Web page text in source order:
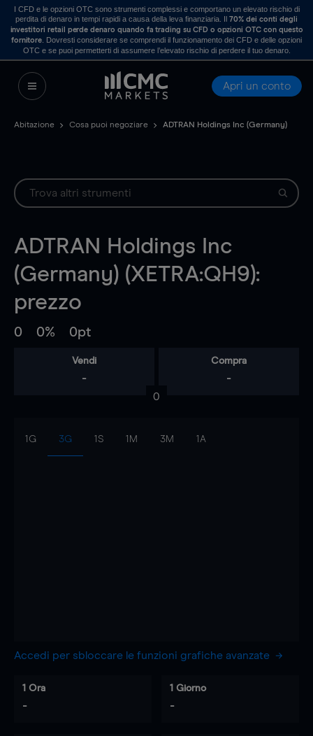
I CFD e le opzioni OTC sono strumenti complessi e comportano un elevato rischio di
perdita di denaro in tempi rapidi a causa della leva finanziaria. Il70% dei conti degli
investitori retail perde denaro quando fa trading su CFD o opzioni OTC con questo
fornitore . Dovresti considerare se comprendi il funzionamento dei CFD e delle opzioni
OTC e se puoi permetterti di assumere l’elevato rischio di perdere il tuo denaro.
Apri un conto
Abitazione Cosa puoi negoziare ADTRAN Holdings Inc (Germany)
ADTRAN Holdings Inc
(Germany) (XETRA:QH9):
prezzo
0 0% 0pt
Vendi
-
Compra
-
0
1G 3G 1S 1M 3M 1A
Accedi per sbloccare le funzioni grafiche avanzate
1 Ora
-
1 Giorno
-